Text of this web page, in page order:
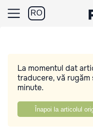
RO
La momentul dat
traducere, vă
minute.
Înapoi la articolul